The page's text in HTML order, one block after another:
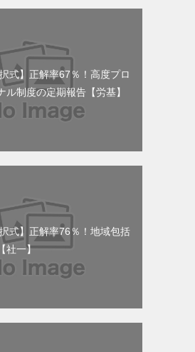
択式】正解率67％！高度プロ
ル制度の定期報告【労基】
択式】正解率76％！地域包括
社一】